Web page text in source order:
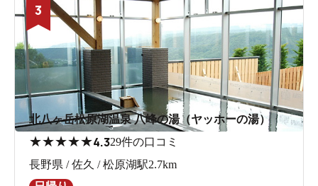
3
北八ヶ岳松原湖温泉 八峰の湯（ヤッホーの湯）
★★★★★4.329件の口コミ
長野県 / 佐久 / 松原湖駅2.7km